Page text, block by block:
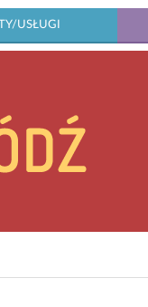
USŁUGI